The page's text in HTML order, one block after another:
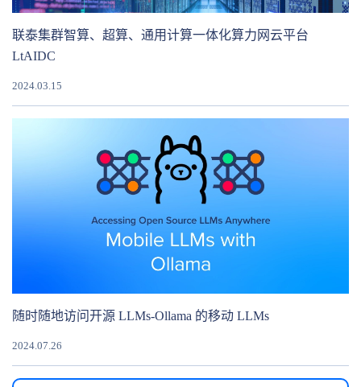
联泰集群智算、超算、通用计算一体化算力网云平台
LtAIDC
2024.03.15
随时随地访问开源 LLMs-Ollama 的移动 LLMs
2024.07.26